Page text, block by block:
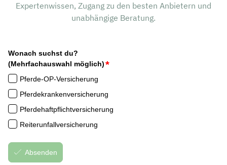
Expertenwissen, Zugang zu den besten Anbietern und
unabhängige Beratung.